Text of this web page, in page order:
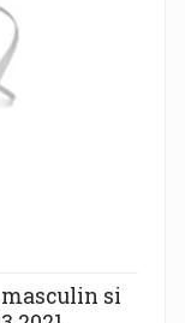
masculin si